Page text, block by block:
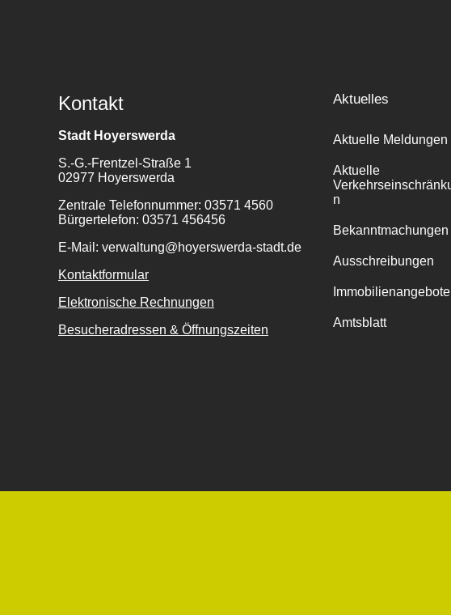
Kontakt
Stadt Hoyerswerda
S.-G.-Frentzel-Straße 1
02977 Hoyerswerda
Zentrale Telefonnummer: 03571 4560
Bürgertelefon: 03571 456456
E-Mail: verwaltung@hoyerswerda-stadt.de
Kontaktformular
Elektronische Rechnungen
Besucheradressen & Öffnungszeiten
Aktuelles
Aktuelle Meldungen
Aktuelle
n
Bekanntmachungen
Ausschreibungen
Immobilienangebote
Amtsblatt